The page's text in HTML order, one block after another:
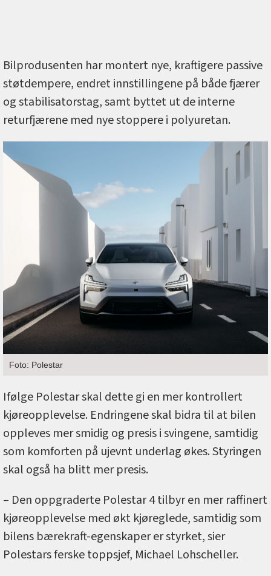
Bilprodusenten har montert nye, kraftigere passive
støtdempere, endret innstillingene på både fjærer
og stabilisatorstag, samt byttet ut de interne
returfjærene med nye stoppere i polyuretan.
Foto: Polestar
Ifølge Polestar skal dette gi en mer kontrollert
kjøreopplevelse. Endringene skal bidra til at bilen
oppleves mer smidig og presis i svingene, samtidig
som komforten på ujevnt underlag økes. Styringen
skal også ha blitt mer presis.
– Den oppgraderte Polestar 4 tilbyr en mer raffinert
kjøreopplevelse med økt kjøreglede, samtidig som
bilens bærekraft-egenskaper er styrket, sier
Polestars ferske toppsjef, Michael Lohscheller.